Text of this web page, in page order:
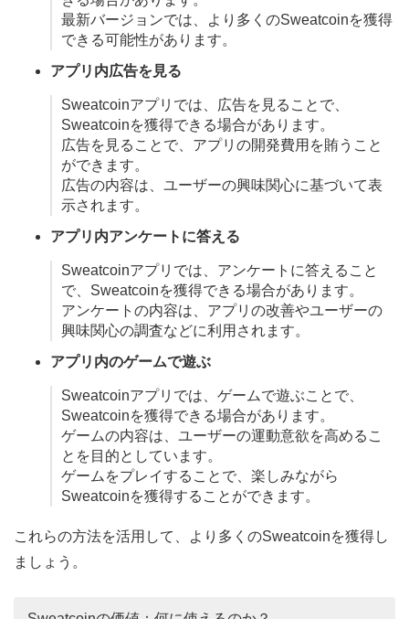
最新バージョンでは、より多くのSweatcoinを獲得
できる可能性があります。
アプリ内広告を見る
Sweatcoinアプリでは、広告を見ることで、
Sweatcoinを獲得できる場合があります。
広告を見ることで、アプリの開発費用を賄うこと
ができます。
広告の内容は、ユーザーの興味関心に基づいて表
示されます。
アプリ内アンケートに答える
Sweatcoinアプリでは、アンケートに答えること
で、Sweatcoinを獲得できる場合があります。
アンケートの内容は、アプリの改善やユーザーの
興味関心の調査などに利用されます。
アプリ内のゲームで遊ぶ
Sweatcoinアプリでは、ゲームで遊ぶことで、
Sweatcoinを獲得できる場合があります。
ゲームの内容は、ユーザーの運動意欲を高めるこ
とを目的としています。
ゲームをプレイすることで、楽しみながら
Sweatcoinを獲得することができます。
これらの方法を活用して、より多くのSweatcoinを獲得し
ましょう。